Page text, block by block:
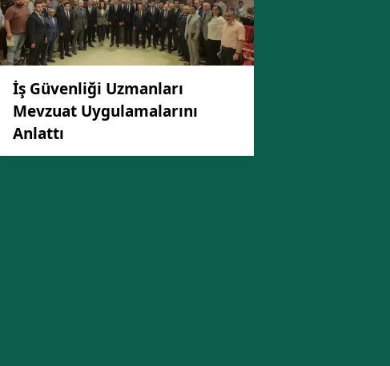
İş Güvenliği Uzmanları
Mevzuat Uygulamalarını
Anlattı